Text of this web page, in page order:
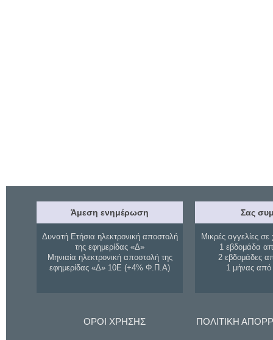
Άμεση ενημέρωση
Δυνατή Ετήσια ηλεκτρονική αποστολή
της εφημερίδας «Δ»
Μηνιαία ηλεκτρονική αποστολή της
εφημερίδας «Δ» 10Ε (+4% Φ.Π.Α)
Σας
Μικρές αγγελίες σε
1 εβδομάδα
2 εβδομάδες
1 μήνας
ΟΡΟΙ ΧΡΗΣΗΣ ΠΟΛΙΤΙΚΗ